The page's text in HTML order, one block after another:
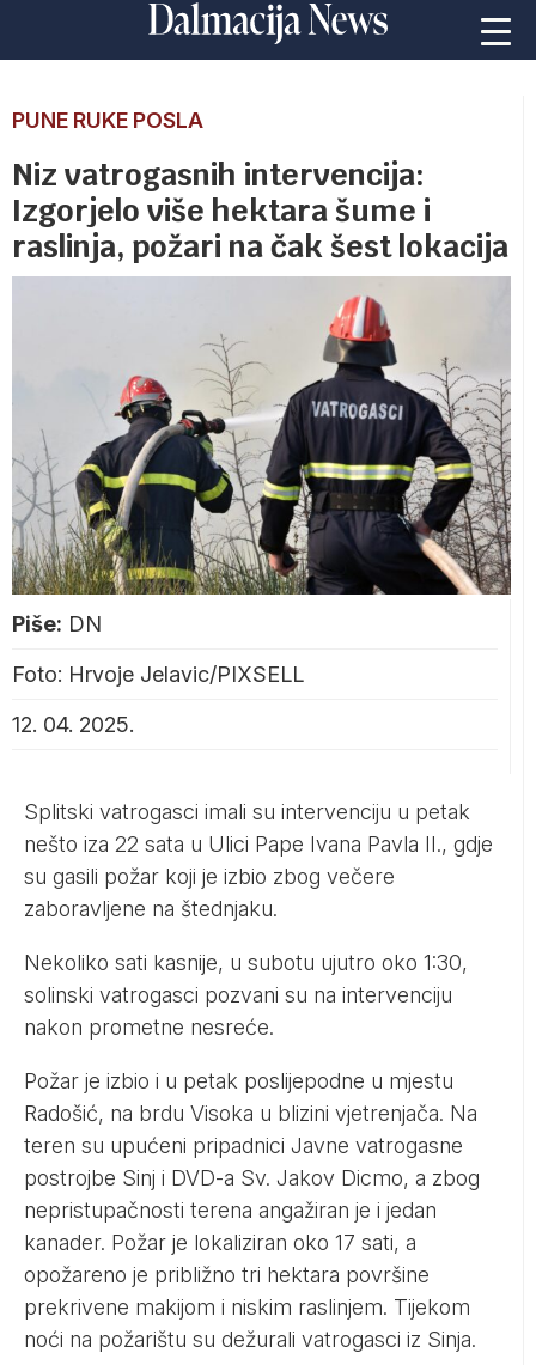
PUNE RUKE POSLA
Niz vatrogasnih intervencija:
Izgorjelo više hektara šume i
raslinja, požari na čak šest lokacija
Piše: DN
Foto: Hrvoje Jelavic/PIXSELL
12. 04. 2025.
Splitski vatrogasci imali su intervenciju u petak
nešto iza 22 sata u Ulici Pape Ivana Pavla II., gdje
su gasili požar koji je izbio zbog večere
zaboravljene na štednjaku.
Nekoliko sati kasnije, u subotu ujutro oko 1:30,
solinski vatrogasci pozvani su na intervenciju
nakon prometne nesreće.
Požar je izbio i u petak poslijepodne u mjestu
Radošić, na brdu Visoka u blizini vjetrenjača. Na
teren su upućeni pripadnici Javne vatrogasne
postrojbe Sinj i DVD-a Sv. Jakov Dicmo, a zbog
nepristupačnosti terena angažiran je i jedan
kanader. Požar je lokaliziran oko 17 sati, a
opožareno je približno tri hektara površine
prekrivene makijom i niskim raslinjem. Tijekom
noći na požarištu su dežurali vatrogasci iz Sinja.